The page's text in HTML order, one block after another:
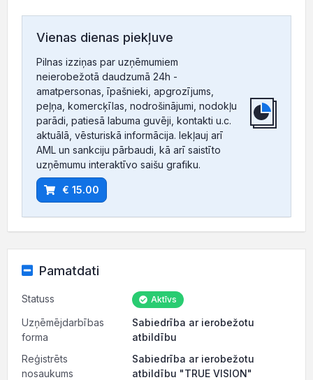
Vienas dienas piekļuve
Pilnas izziņas par uzņēmumiem
neierobežotā daudzumā 24h -
amatpersonas, īpašnieki, apgrozījums,
peļņa, komercķīlas, nodrošinājumi, nodokļu
parādi, patiesā labuma guvēji, kontakti u.c.
aktuālā, vēsturiskā informācija. Iekļauj arī
AML un sankciju pārbaudi, kā arī saistīto
uzņēmumu interaktīvo saišu grafiku.
€ 15.00
Pamatdati
Statuss Aktīvs
Uzņēmējdarbības
forma
Sabiedrība ar ierobežotu
atbildību
Reģistrēts
nosaukums
Sabiedrība ar ierobežotu
atbildību "TRUE VISION"